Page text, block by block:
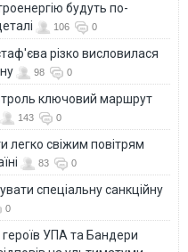
будуть по-
106 0
різко висловилася
98 0
ключовий маршрут
143 0
легко свіжим повітрям
83 0
спеціальну санкційну
0
героїв УПА та Бандери